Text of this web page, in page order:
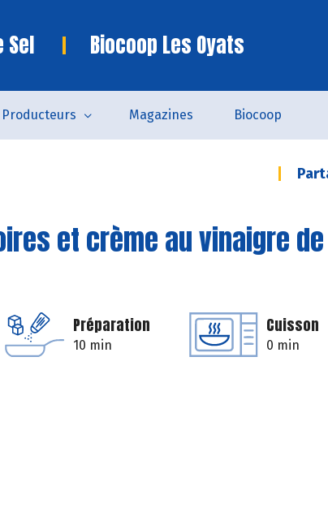
Sel Biocoop Les Oyats
Producteurs Magazines Biocoop
et crème au vinaigre
Préparation
10 min
Cuisson
0 min